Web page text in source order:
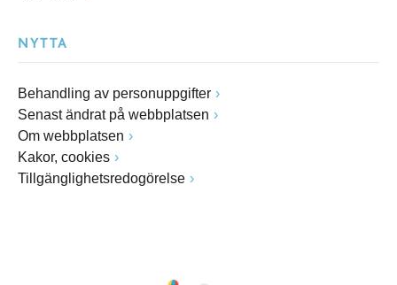
NYTTA
Behandling av personuppgifter
Senast ändrat på webbplatsen
Om webbplatsen
Kakor, cookies
Tillgänglighetsredogörelse